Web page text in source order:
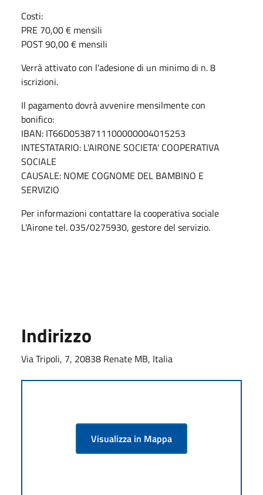
Costi:
PRE 70,00 € mensili
POST 90,00 € mensili
Verrà attivato con l'adesione di un minimo di n. 8
iscrizioni.
Il pagamento dovrà avvenire mensilmente con
bonifico:
IBAN: IT66D0538711100000004015253
INTESTATARIO: L'AIRONE SOCIETA' COOPERATIVA
SOCIALE
CAUSALE: NOME COGNOME DEL BAMBINO E
SERVIZIO
Per informazioni contattare la cooperativa sociale
L'Airone tel. 035/0275930, gestore del servizio.
Indirizzo
Via Tripoli, 7, 20838 Renate MB, Italia
Visualizza in Mappa